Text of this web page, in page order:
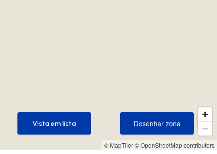
© MapTiler© OpenStreetMap contributors
Desenhar zona
Desenhar zona
Vista em lista
Vista em lista